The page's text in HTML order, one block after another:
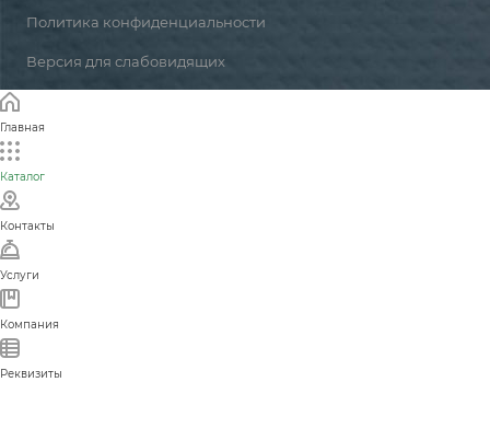
Политика конфиденциальности
Версия для слабовидящих
Главная
Каталог
Контакты
Услуги
Компания
Реквизиты